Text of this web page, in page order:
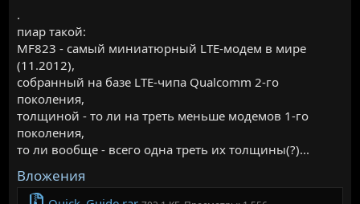
.
пиар такой:
MF823 - самый миниатюрный LTE-модем в мире
(11.2012),
собранный на базе LTE-чипа Qualcomm 2-го
поколения,
толщиной - то ли на треть меньше модемов 1-го
поколения,
то ли вообще - всего одна треть их толщины(?)...
Вложения